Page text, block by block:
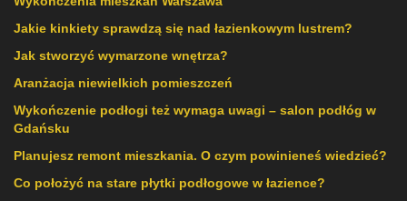
Jakie kinkiety sprawdzą się nad łazienkowym lustrem?
Jak stworzyć wymarzone wnętrza?
Aranżacja niewielkich pomieszczeń
Wykończenie podłogi też wymaga uwagi – salon podłóg w
Gdańsku
Planujesz remont mieszkania. O czym powinieneś wiedzieć?
Co położyć na stare płytki podłogowe w łazience?